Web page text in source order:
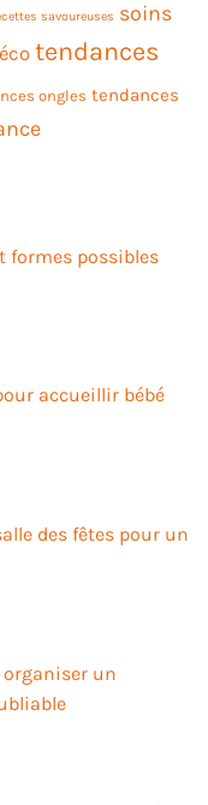
savoureuses soins
tendances
ongles tendances
formes possibles
accueillir bébé
des fêtes pour un
organiser un